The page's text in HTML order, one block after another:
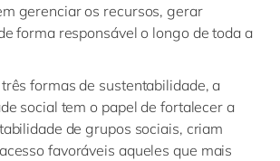
gerenciar os recursos, gerar
forma responsável o longo de toda a
formas de sustentabilidade, a
social tem o papel de fortalecer a
de grupos sociais, criam
favoráveis aqueles que mais